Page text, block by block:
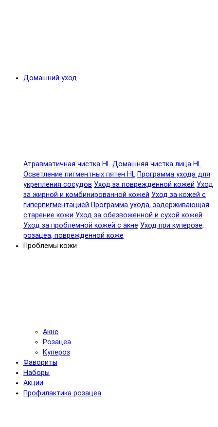
Домашний уход
Атравматичная чистка HL Домашняя чистка лица HL
Осветление пигментных пятен HL Программа ухода для
укрепления сосудов Уход за поврежденной кожей Уход
за жирной и комбинированной кожей Уход за кожей с
гиперпигментацией Программа ухода, задерживающая
старение кожи Уход за обезвоженной и сухой кожей
Уход за проблемной кожей с акне Уход при куперозе,
розацеа, поврежденной коже
Проблемы кожи
Акне
Розацеа
Купероз
Фавориты
Наборы
Акции
Профилактика розацеа